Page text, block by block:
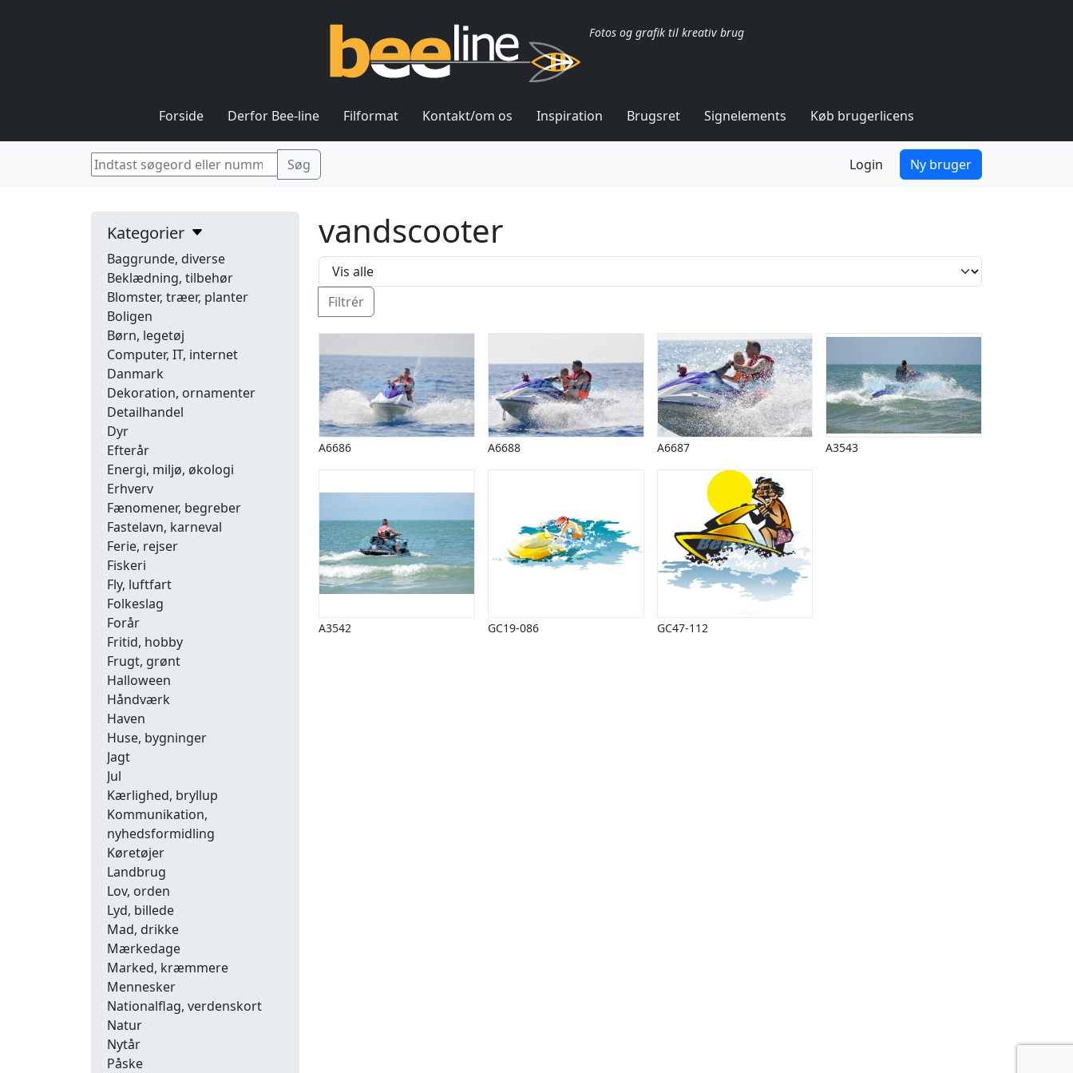
Fotos og grafik til kreativ brug
Forside Derfor Bee-line Filformat Kontakt/om os Inspiration Brugsret Signelements Køb brugerlicens
Login Ny bruger
Kategorier
Baggrunde, diverse
Beklædning, tilbehør
Blomster, træer, planter
Boligen
Børn, legetøj
Computer, IT, internet
Danmark
Dekoration, ornamenter
Detailhandel
Dyr
Efterår
Energi, miljø, økologi
Erhverv
Fænomener, begreber
Fastelavn, karneval
Ferie, rejser
Fiskeri
Fly, luftfart
Folkeslag
Forår
Fritid, hobby
Frugt, grønt
Halloween
Håndværk
Haven
Huse, bygninger
Jagt
Jul
Kærlighed, bryllup
Kommunikation,
nyhedsformidling
Køretøjer
Landbrug
Lov, orden
Lyd, billede
Mad, drikke
Mærkedage
Marked, kræmmere
Mennesker
Nationalflag, verdenskort
Natur
Nytår
Påske
vandscooter
Filtrér
A6686 A6688 A6687 A3543
A3542 GC19-086 GC47-112